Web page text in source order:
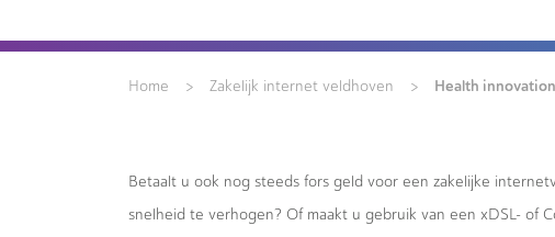
Home > Zakelijk internet veldhoven > Health
Betaalt u ook nog steeds fors geld voor een zakelijke
snelheid te verhogen? Of maakt u gebruik van een xDSL- of